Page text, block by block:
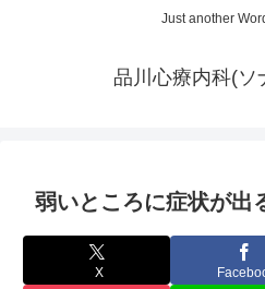
Just another
品川心療内科(ソ
弱いところに症状が出
X